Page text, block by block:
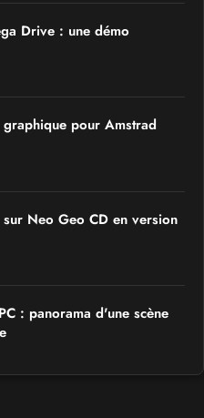
Drive : une démo
pour Amstrad
Neo Geo CD en version
: panorama d'une scène